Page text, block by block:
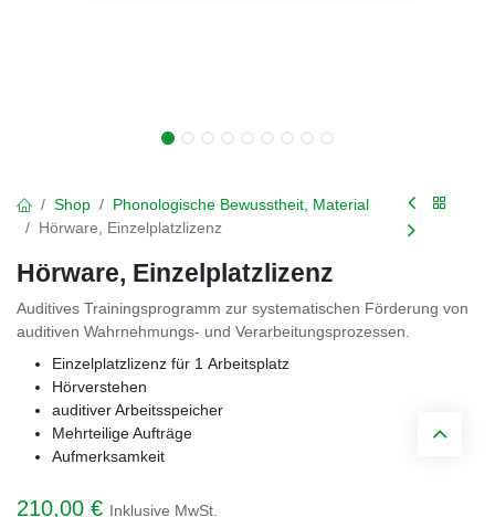
Shop
Phonologische Bewusstheit, Material
Hörware, Einzelplatzlizenz
Hörware, Einzelplatzlizenz
Auditives Trainingsprogramm zur systematischen Förderung von
auditiven Wahrnehmungs- und Verarbeitungsprozessen.
Einzelplatzlizenz für 1 Arbeitsplatz
Hörverstehen
auditiver Arbeitsspeicher
Mehrteilige Aufträge
Aufmerksamkeit
210,00 € Inklusive MwSt.